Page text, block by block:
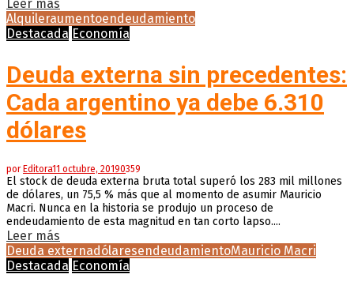
Leer más
Alquileraumentoendeudamiento
Destacada Economía
Deuda externa sin precedentes:
Cada argentino ya debe 6.310
dólares
porEditora11 octubre, 20190359
El stock de deuda externa bruta total superó los 283 mil millones
de dólares, un 75,5 % más que al momento de asumir Mauricio
Macri. Nunca en la historia se produjo un proceso de
endeudamiento de esta magnitud en tan corto lapso....
Leer más
Deuda externadólaresendeudamientoMauricio Macri
Destacada Economía